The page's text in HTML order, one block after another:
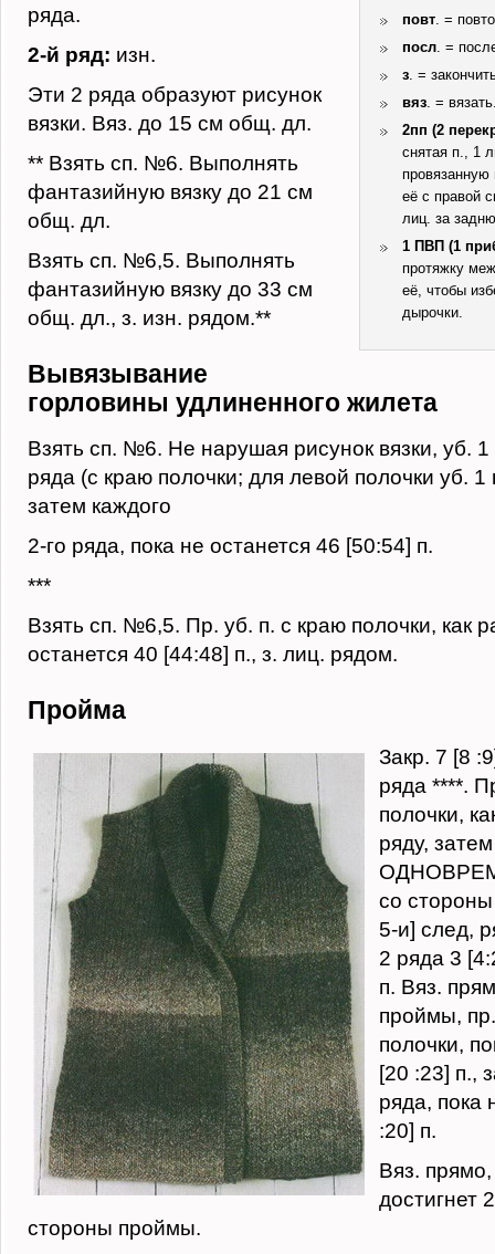
повт . =
посл . =
з . =
вяз . =
2пп (2
снятая п., 1
её с правой
лиц. за
1 ПВП (1
протяжку
её, чтобы
дырочки.
ряда.
2-й ряд: изн.
Эти 2 ряда образуют рисунок
вязки. Вяз. до 15 см общ. дл.
** Взять сп. №6. Выполнять
фантазийную вязку до 21 см
общ. дл.
Взять сп. №6,5. Выполнять
фантазийную вязку до 33 см
общ. дл., з. изн. рядом.**
Вывязывание
горловины удлиненного жилета
Взять сп. №6. Не нарушая рисунок вязки, уб.
ряда (с краю полочки; для левой полочки уб. 1
затем каждого
2-го ряда, пока не останется 46 [50:54] п.
***
Взять сп. №6,5. Пр. уб. п. с краю полочки, как
останется 40 [44:48] п., з. лиц. рядом.
Пройма
Закр. 7 [8
ряда ****.
полочки,
ряду,
со
5-и] след,
2 ряда 3
п. Вяз.
проймы,
полочки,
[20 :23] п.,
ряда, пока
:20] п.
Вяз.
достигнет
стороны проймы.